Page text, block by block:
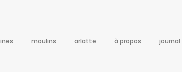
moulins arlatte à propos journal